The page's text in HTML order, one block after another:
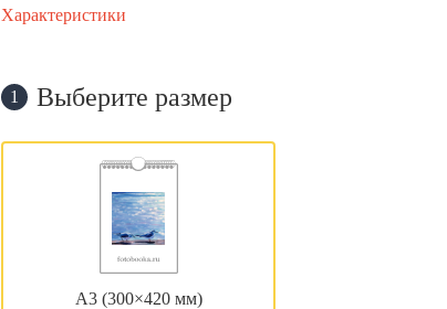
Характеристики
1 Выберите размер
А3 (300×420 мм)